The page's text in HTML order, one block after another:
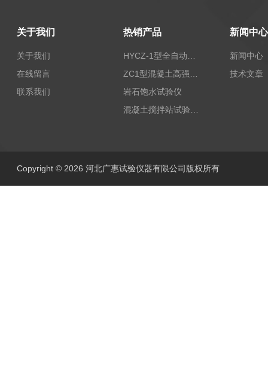
关于我们
关于我们
在线留言
联系我们
热销产品
岩石饱水试验仪
新闻中心
新闻中心
技术文章
Copyright © 2026 河北广惠试验仪器有限公司版权所有